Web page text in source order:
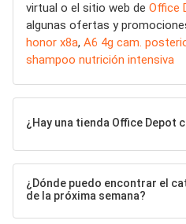
virtual o el sitio web de Office
algunas ofertas y
honor x8a, A6 4g cam.
shampoo nutrición intensiva
¿Hay una tienda Office Depot
¿Dónde puedo encontrar el
de la próxima semana?